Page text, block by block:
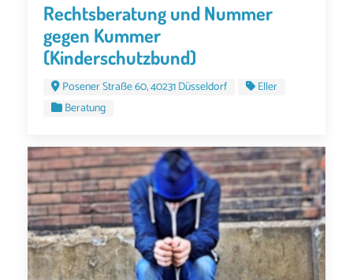
Rechtsberatung und Nummer
gegen Kummer
(Kinderschutzbund)
Posener Straße 60, 40231 Düsseldorf
Eller
Beratung